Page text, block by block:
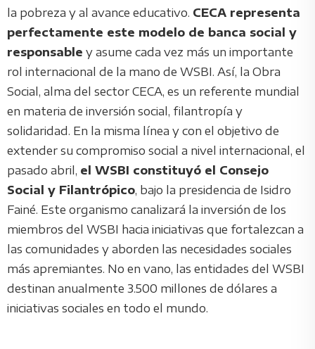
la pobreza y al avance educativo. CECA representa
perfectamente este modelo de banca social y
responsable y asume cada vez más un importante
rol internacional de la mano de WSBI. Así, la Obra
Social, alma del sector CECA, es un referente mundial
en materia de inversión social, filantropía y
solidaridad. En la misma línea y con el objetivo de
extender su compromiso social a nivel internacional, el
pasado abril, el WSBI constituyó el Consejo
Social y Filantrópico, bajo la presidencia de Isidro
Fainé. Este organismo canalizará la inversión de los
miembros del WSBI hacia iniciativas que fortalezcan a
las comunidades y aborden las necesidades sociales
más apremiantes. No en vano, las entidades del WSBI
destinan anualmente 3.500 millones de dólares a
iniciativas sociales en todo el mundo.